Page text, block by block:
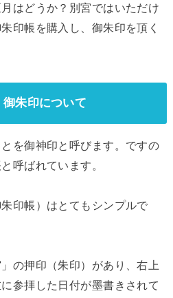
はどうか？別宮ではいただけ
印帳を購入し、御朱印を頂く
朱印について
を御神印と呼びます。ですの
呼ばれています。
印帳）はとてもシンプルで
の押印（朱印）があり、右上
参拝した日付が墨書きされて